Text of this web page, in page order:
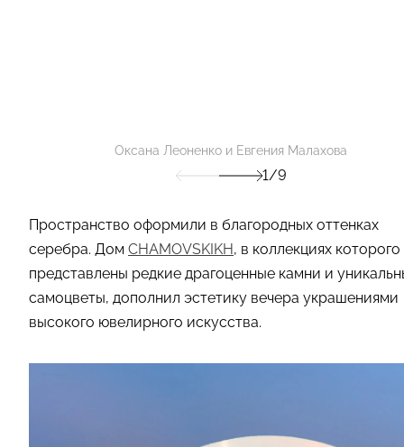
Оксана Леоненко и Евгения Малахова
1/9
Пространство оформили в благородных оттенках
серебра. Дом CHAMOVSKIKH, в коллекциях которого
представлены редкие драгоценные камни и
самоцветы, дополнил эстетику вечера украшениями
высокого ювелирного искусства.